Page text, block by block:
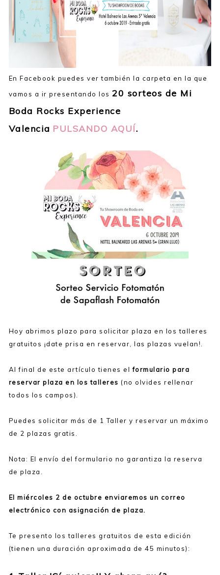
En Facebook puedes ver también la carpeta en la que
vamos a ir presentando los20 sorteos de Mi
Boda Rocks Experience
Valencia PULSANDO AQUÍ.
Hoy abrimos plazo para solicitar plaza en los talleres
gratuitos ¡date prisa en reservar, las plazas vuelan!.
Al final de este artículo tienes elformulario para
reservar plaza en los talleres (no olvides rellenar
todos los campos).
Puedes solicitar más de 1 Taller y reservar un máximo
de 2 plazas gratis.
Nota: El envío del formulario no garantiza la reserva
de plaza.
El miércoles 2 de octubre enviaremos un correo
electrónico con asignación de plaza.
Te presento los talleres gratuitos de esta edición
(tienen una duración aproximada de 45 minutos):